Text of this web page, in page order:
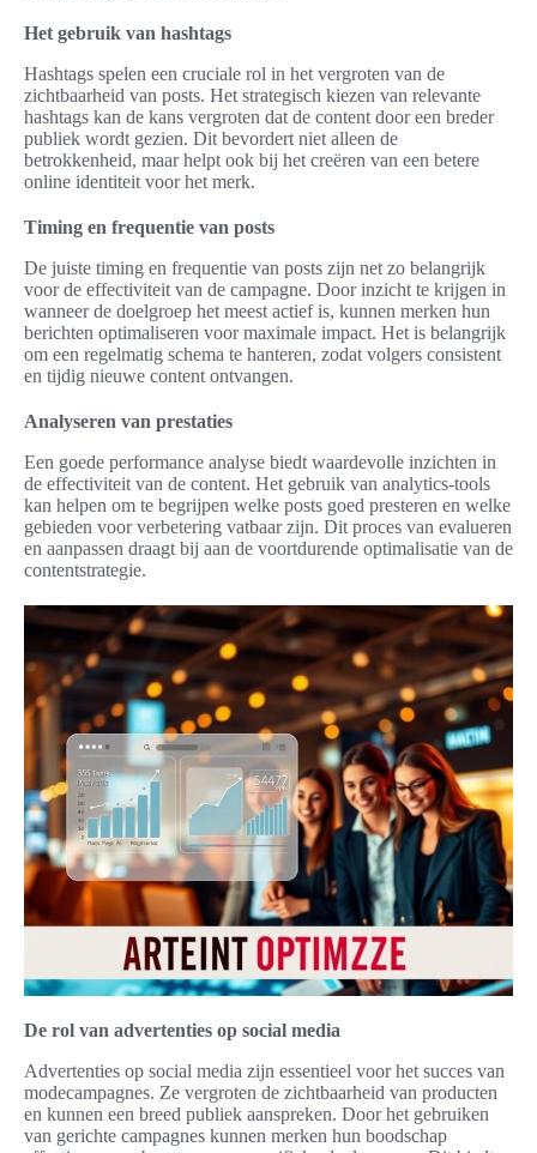
Het gebruik van hashtags
Hashtags spelen een cruciale rol in het vergroten van de
zichtbaarheid van posts. Het strategisch kiezen van relevante
hashtags kan de kans vergroten dat de content door een breder
publiek wordt gezien. Dit bevordert niet alleen de
betrokkenheid, maar helpt ook bij het creëren van een betere
online identiteit voor het merk.
Timing en frequentie van posts
De juiste timing en frequentie van posts zijn net zo belangrijk
voor de effectiviteit van de campagne. Door inzicht te krijgen in
wanneer de doelgroep het meest actief is, kunnen merken hun
berichten optimaliseren voor maximale impact. Het is belangrijk
om een regelmatig schema te hanteren, zodat volgers consistent
en tijdig nieuwe content ontvangen.
Analyseren van prestaties
Een goede performance analyse biedt waardevolle inzichten in
de effectiviteit van de content. Het gebruik van analytics-tools
kan helpen om te begrijpen welke posts goed presteren en welke
gebieden voor verbetering vatbaar zijn. Dit proces van evalueren
en aanpassen draagt bij aan de voortdurende optimalisatie van de
contentstrategie.
De rol van advertenties op social media
Advertenties op social media zijn essentieel voor het succes van
modecampagnes. Ze vergroten de zichtbaarheid van producten
en kunnen een breed publiek aanspreken. Door het gebruiken
van gerichte campagnes kunnen merken hun boodschap